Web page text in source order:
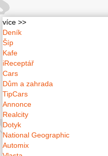
více >>
Deník
Šíp
Kafe
iReceptář
Cars
Dům a zahrada
TipCars
Annonce
Realcity
Dotyk
National Geographic
Automix